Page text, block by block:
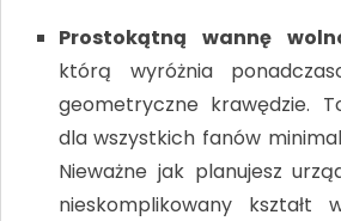
Prostokątną wannę
którą wyróżnia
geometryczne krawędzie.
dla wszystkich fanów
Nieważne jak planujesz
nieskomplikowany kształt